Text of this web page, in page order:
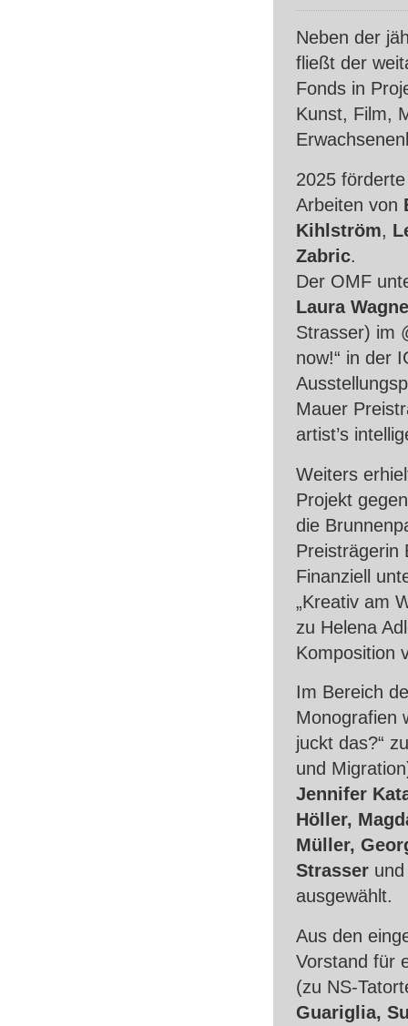
Neben der
fließt der
Fonds in
Kunst, Film,
2025
Arbeiten von
Kihlström,
Zabric.
Der OMF
Laura
Strasser) im
now!“ in der
Mauer
artist’s
Weiters
Projekt
die
Preisträgerin
Finanziell
„Kreativ am
zu Helena
Komposition
Im Bereich
Monografien
juckt das?“
und
Jennifer
Höller,
Müller,
Strasser
ausgewählt.
Aus den
Vorstand für
(zu NS-
Guariglia,